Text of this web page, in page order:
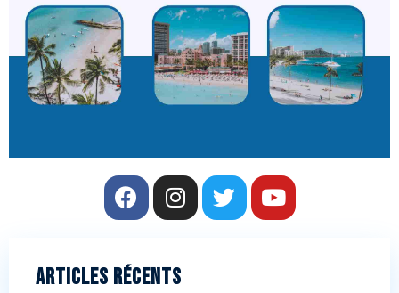
Articles récents